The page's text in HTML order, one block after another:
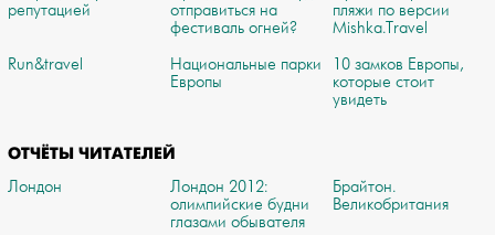
репутацией
отправиться на
фестиваль огней?
пляжи по версии
Mishka.Travel
Run&travel
Национальные парки
Европы
10 замков Европы,
которые стоит
увидеть
ОТЧЁТЫ ЧИТАТЕЛЕЙ
Лондон
Лондон 2012:
олимпийские будни
глазами обывателя
Брайтон.
Великобритания